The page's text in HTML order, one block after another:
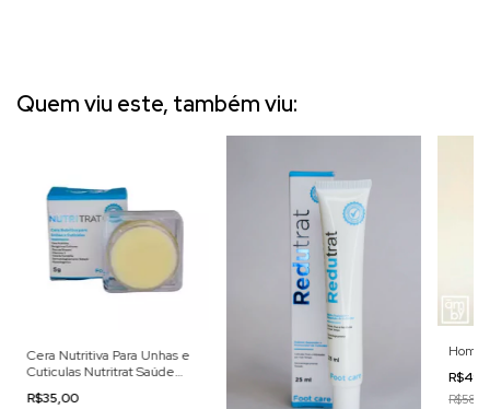
Quem viu este, também viu:
Cera Nutritiva Para Unhas e
Cuticulas Nutritrat Saúde
R$35,00
Home